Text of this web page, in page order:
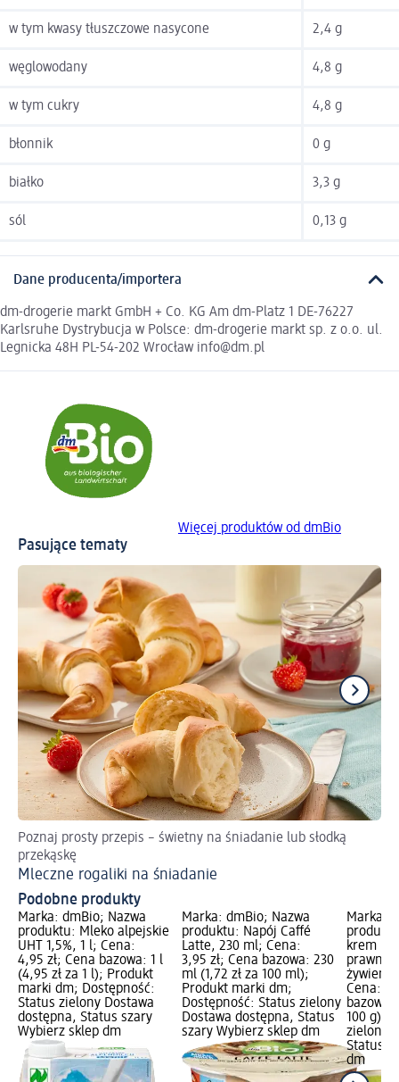
w tym kwasy tłuszczowe nasycone 2,4 g
węglowodany 4,8 g
w tym cukry 4,8 g
błonnik 0 g
białko 3,3 g
sól 0,13 g
Dane producenta/importera
dm-drogerie markt GmbH + Co. KG Am dm-Platz 1 DE-76227
Karlsruhe Dystrybucja w Polsce: dm-drogerie markt sp. z o.o. ul.
Legnicka 48H PL-54-202 Wrocław info@dm.pl
Więcej produktów od dmBio
Pasujące tematy
Poznaj prosty przepis – świetny na śniadanie lub słodką
przekąskę
Mleczne rogaliki na śniadanie
Podobne produkty
Marka: dmBio; Nazwa
produktu: Mleko alpejskie
UHT 1,5%, 1 l; Cena:
4,95 zł; Cena bazowa: 1 l
(4,95 zł za 1 l); Produkt
marki dm; Dostępność:
Status zielony Dostawa
dostępna, Status szary
Wybierz sklep dm
Marka: dmBio; Nazwa
produktu: Napój Caffé
Latte, 230 ml; Cena:
3,95 zł; Cena bazowa: 230
ml (1,72 zł za 100 ml);
Produkt marki dm;
Dostępność: Status zielony
Dostawa dostępna, Status
szary Wybierz sklep dm
Marka:
krem
prawna:
Cena:
bazowa:
100 g);
zielony
Status
dm